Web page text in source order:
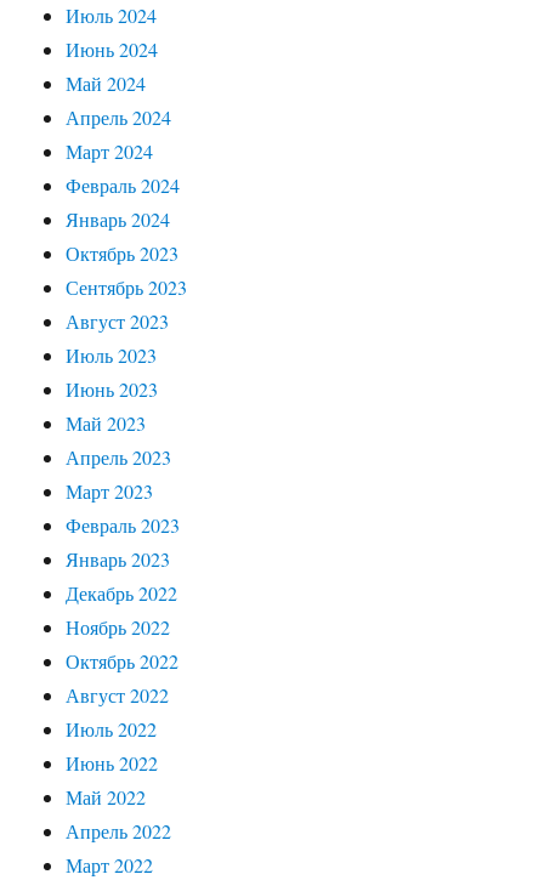
Июль 2024
Июнь 2024
Май 2024
Апрель 2024
Март 2024
Февраль 2024
Январь 2024
Октябрь 2023
Сентябрь 2023
Август 2023
Июль 2023
Июнь 2023
Май 2023
Апрель 2023
Март 2023
Февраль 2023
Январь 2023
Декабрь 2022
Ноябрь 2022
Октябрь 2022
Август 2022
Июль 2022
Июнь 2022
Май 2022
Апрель 2022
Март 2022